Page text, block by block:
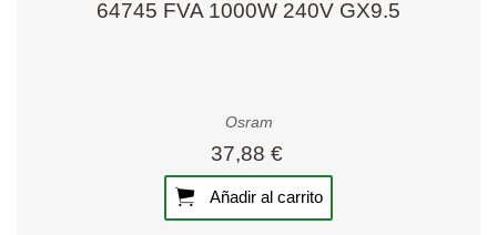
64745 FVA 1000W 240V GX9.5
Osram
37,88 €
Añadir al carrito